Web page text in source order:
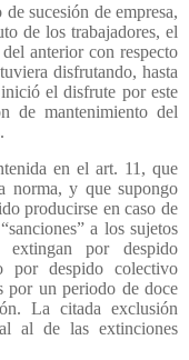
sucesión de empresa,
de los trabajadores, el
anterior con respecto
disfrutando, hasta
el disfrute por este
de mantenimiento del
en el art. 11, que
norma, y que supongo
producirse en caso de
a los sujetos
extingan por despido
por despido colectivo
por un periodo de doce
La citada exclusión
al de las extinciones